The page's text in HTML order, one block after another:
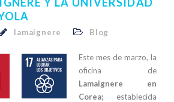
lamaignere Blog
Este mes de marzo, la
oficina de
Lamaignere en
Corea; establecida